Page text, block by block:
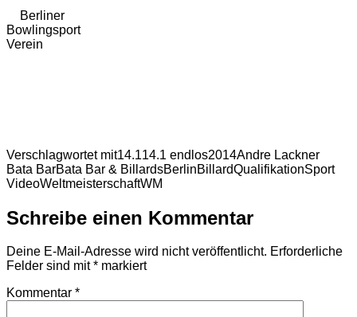
Berliner
Bowlingsport
Verein
Verschlagwortet mit14.114.1 endlos2014Andre Lackner
Bata BarBata Bar & BillardsBerlinBillardQualifikationSport
VideoWeltmeisterschaftWM
Schreibe einen Kommentar
Deine E-Mail-Adresse wird nicht veröffentlicht. Erforderliche
Felder sind mit* markiert
Kommentar *